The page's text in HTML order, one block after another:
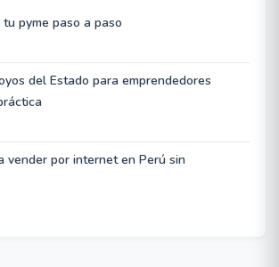
pyme paso a paso
del Estado para emprendedores
vender por internet en Perú sin